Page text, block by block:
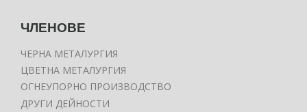
ЧЛЕНОВЕ
ЧЕРНА МЕТАЛУРГИЯ
ЦВЕТНА МЕТАЛУРГИЯ
ОГНЕУПОРНО ПРОИЗВОДСТВО
ДРУГИ ДЕЙНОСТИ